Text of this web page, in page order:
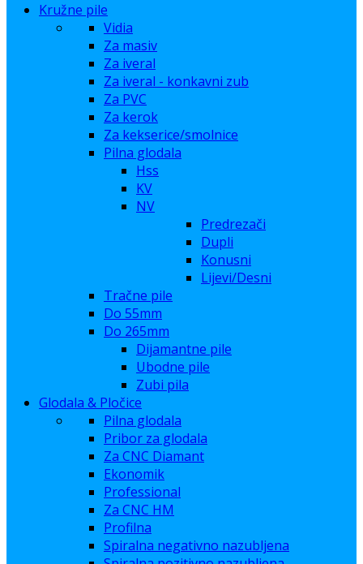
Kružne pile
Vidia
Za masiv
Za iveral
Za iveral - konkavni zub
Za PVC
Za kerok
Za kekserice/smolnice
Pilna glodala
Hss
KV
NV
Predrezači
Dupli
Konusni
Lijevi/Desni
Tračne pile
Do 55mm
Do 265mm
Dijamantne pile
Ubodne pile
Zubi pila
Glodala & Pločice
Pilna glodala
Pribor za glodala
Za CNC Diamant
Ekonomik
Professional
Za CNC HM
Profilna
Spiralna negativno nazubljena